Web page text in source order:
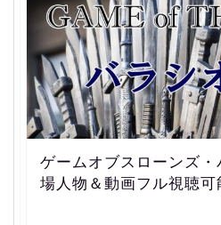
ゲームオブスローンズ
場人物＆動画フル視聴可